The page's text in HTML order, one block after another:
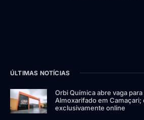
ÚLTIMAS NOTÍCIAS
Orbi Química abre vaga
Almoxarifado em
exclusivamente online